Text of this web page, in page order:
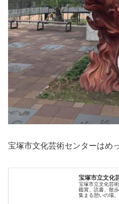
宝塚市文化芸術センターはめ
宝塚市立文化
宝塚市立文化芸
鑑賞、読書、散
集まる憩いの場